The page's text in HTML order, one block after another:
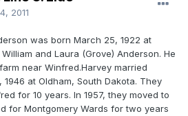
2011
was born March 25, 1922 at
and Laura (Grove) Anderson. He
near Winfred.Harvey married
at Oldham, South Dakota. They
for 10 years. In 1957, they moved to
for Montgomery Wards for two years